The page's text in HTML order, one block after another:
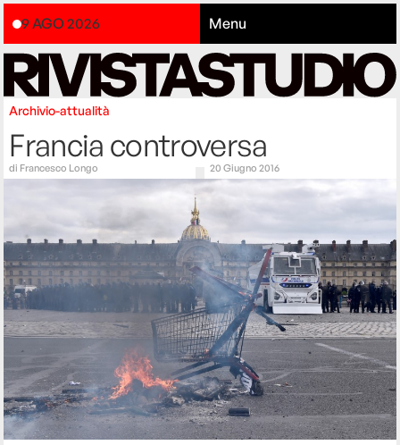
9 AGO 2026 Menu
Archivio-attualità
Francia controversa
di Francesco Longo 20 Giugno 2016